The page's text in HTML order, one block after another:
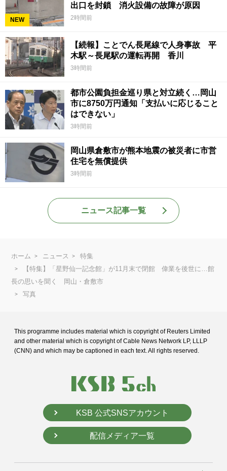
NEW
出口を封鎖 消火設備の故障が原因
2時間前
【続報】ことでん長尾線で人身事故 平
木駅～長尾駅の運転再開 香川
3時間前
都市公園負担金巡り県と対立続く…岡山
市に8750万円通知「支払いに応じること
はできない」
3時間前
岡山県倉敷市が熊本地震の被災者に市営
住宅を無償提供
3時間前
ニュース記事一覧
ホーム ニュース
特集
【特集】「星野仙一記念館」が11月末で閉館 偉業を後世に…館
長の思いを聞く 岡山・倉敷市
写真
This programme includes material which is copyright of Reuters Limited
and other material which is copyright of Cable News Network LP, LLLP
(CNN) and which may be captioned in each text. All rights reserved.
KSB 公式SNSアカウント
配信メディア一覧